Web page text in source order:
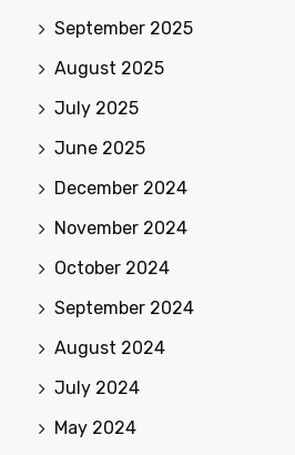
September 2025
August 2025
July 2025
June 2025
December 2024
November 2024
October 2024
September 2024
August 2024
July 2024
May 2024